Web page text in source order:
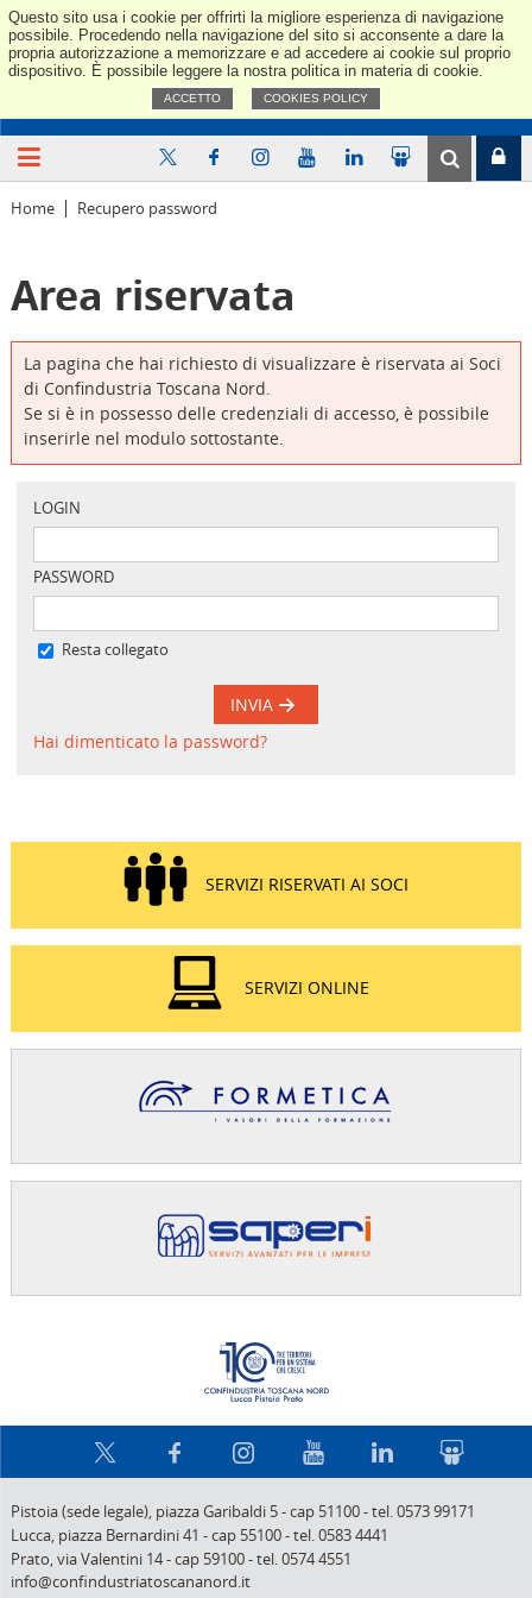
Questo sito usa i cookie per offrirti la migliore esperienza di navigazione
possibile. Procedendo nella navigazione del sito si acconsente a dare la
propria autorizzazione a memorizzare e ad accedere ai cookie sul proprio
dispositivo. È possibile leggere la nostra politica in materia di cookie.
ACCETTO COOKIES POLICY
Home Recupero password
Area riservata
La pagina che hai richiesto di visualizzare è riservata ai Soci
di Confindustria Toscana Nord.
Se si è in possesso delle credenziali di accesso, è possibile
inserirle nel modulo sottostante.
LOGIN
PASSWORD
Resta collegato
INVIA
Hai dimenticato la password?
SERVIZI RISERVATI AI SOCI
SERVIZI ONLINE
Pistoia (sede legale), piazza Garibaldi 5-cap 51100-tel. 0573 99171
Lucca, piazza Bernardini 41 -cap 55100-tel. 0583 4441
Prato,via Valentini 14-cap 59100-tel. 0574 4551
info@confindustriatoscananord.it